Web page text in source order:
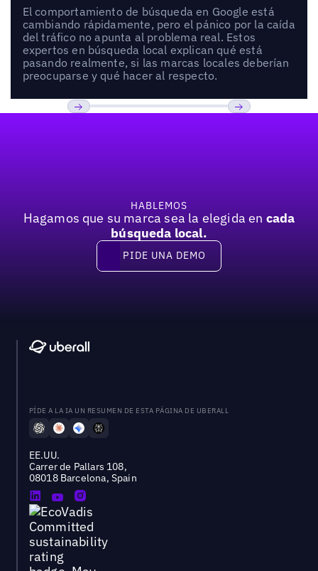
El comportamiento de búsqueda en Google está
cambiando rápidamente, pero el pánico por la caída
del tráfico no apunta al problema real. Estos
expertos en búsqueda local explican qué está
pasando realmente, si las marcas locales deberían
preocuparse y qué hacer al respecto.
HABLEMOS
Hagamos que su marca sea la elegida en cada
búsqueda local.
Pide una demo
PIDE UNA DEMO
PÍDE A LA IA UN RESUMEN DE ESTA PÁGINA DE UBERALL
EE.UU.
Carrer de Pallars 108,
08018 Barcelona, Spain